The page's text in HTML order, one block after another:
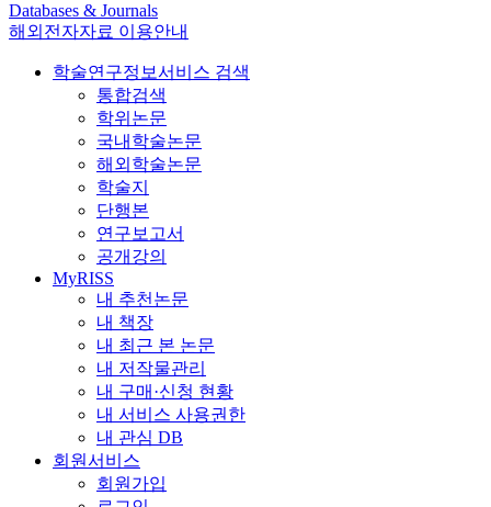
Databases & Journals
해외전자자료 이용안내
학술연구정보서비스 검색
통합검색
학위논문
국내학술논문
해외학술논문
학술지
단행본
연구보고서
공개강의
MyRISS
내 추천논문
내 책장
내 최근 본 논문
내 저작물관리
내 구매·신청 현황
내 서비스 사용권한
내 관심 DB
회원서비스
회원가입